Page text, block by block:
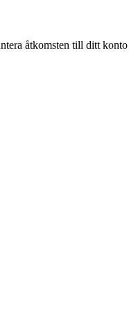
åtkomsten till ditt